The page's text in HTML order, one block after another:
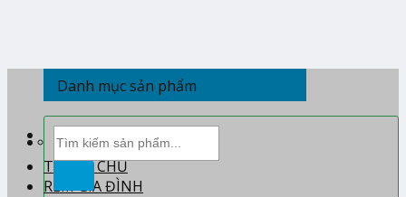
TRANG CHỦ
RÈM GIA ĐÌNH
Danh mục sản phẩm
kiếm: